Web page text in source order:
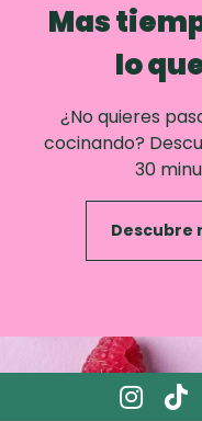
Mas
lo
¿No quieres
cocinando?
30
Descubre